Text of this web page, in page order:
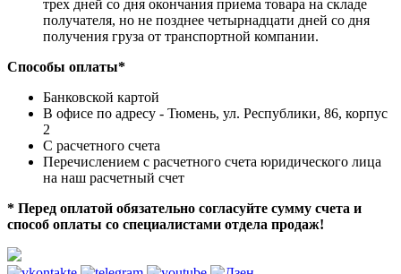
трех дней со дня окончания приема товара на складе
получателя, но не позднее четырнадцати дней со дня
получения груза от транспортной компании.
Способы оплаты*
Банковской картой
В офисе по адресу - Тюмень, ул. Республики, 86, корпус
2
С расчетного счета
Перечислением с расчетного счета юридического лица
на наш расчетный счет
* Перед оплатой обязательно согласуйте сумму счета и
способ оплаты со специалистами отдела продаж!